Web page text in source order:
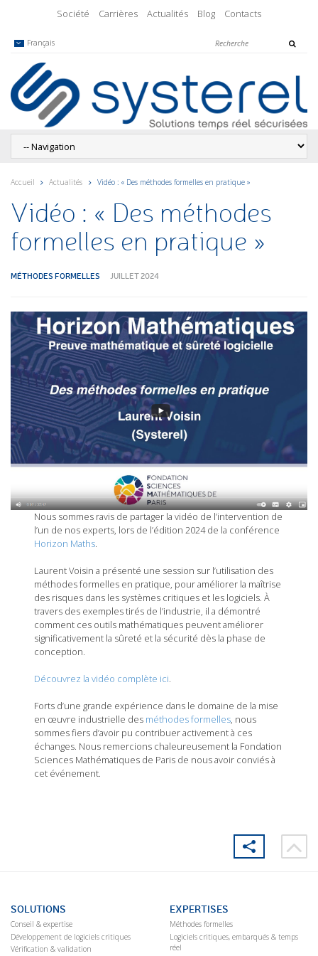
Société Carrières Actualités Blog Contacts
Français
Accueil Actualités Vidéo : « Des méthodes formelles en pratique »
Vidéo : « Des méthodes
formelles en pratique »
MÉTHODES FORMELLES JUILLET 2024
Nous sommes ravis de partager la vidéo de l’intervention de
l’un de nos experts, lors de l’édition 2024 de la conférence
Horizon Maths.
Laurent Voisin a présenté une session sur l’utilisation des
méthodes formelles en pratique, pour améliorer la maîtrise
des risques dans les systèmes critiques et les logiciels. À
travers des exemples tirés de l’industrie, il a démontré
comment ces outils mathématiques peuvent améliorer
significativement la sûreté et la sécurité dès la phase de
conception.
Découvrez la vidéo complète ici.
Forts d’une grande expérience dans le domaine de la mise
en œuvre industrielle des méthodes formelles, nous
sommes fiers d’avoir pu contribuer activement à ces
échanges. Nous remercions chaleureusement la Fondation
Sciences Mathématiques de Paris de nous avoir conviés à
cet événement.
SOLUTIONS
Conseil & expertise
Développement de logiciels critiques
Vérification & validation
EXPERTISES
Méthodes formelles
Logiciels critiques, embarqués & temps
réel